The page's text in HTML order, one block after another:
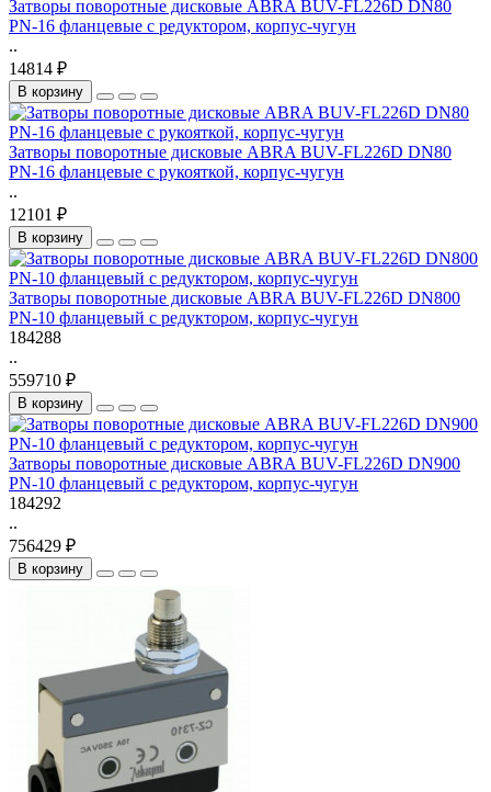
Затворы поворотные дисковые ABRA BUV-FL226D DN80
PN-16 фланцевые с редуктором, корпус-чугун
..
14814 ₽
В корзину
Затворы поворотные дисковые ABRA BUV-FL226D DN80
PN-16 фланцевые с рукояткой, корпус-чугун
..
12101 ₽
В корзину
Затворы поворотные дисковые ABRA BUV-FL226D DN800
PN-10 фланцевый с редуктором, корпус-чугун
184288
..
559710 ₽
В корзину
Затворы поворотные дисковые ABRA BUV-FL226D DN900
PN-10 фланцевый с редуктором, корпус-чугун
184292
..
756429 ₽
В корзину